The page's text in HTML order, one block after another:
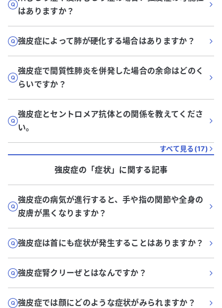
はありますか？
強皮症によって肺が硬化する場合はありますか？
強皮症で間質性肺炎を併発した場合の余命はどのく
らいですか？
強皮症とセントロメア抗体との関係を教えてくださ
い。
すべて見る(17)
強皮症の「症状」に関する記事
強皮症の病気が進行すると、手や指の関節や全身の
皮膚が黒くなりますか？
強皮症は首にも症状が発生することはありますか？
強皮症腎クリーぜとはなんですか？
強皮症では顔にどのような症状がみられますか？